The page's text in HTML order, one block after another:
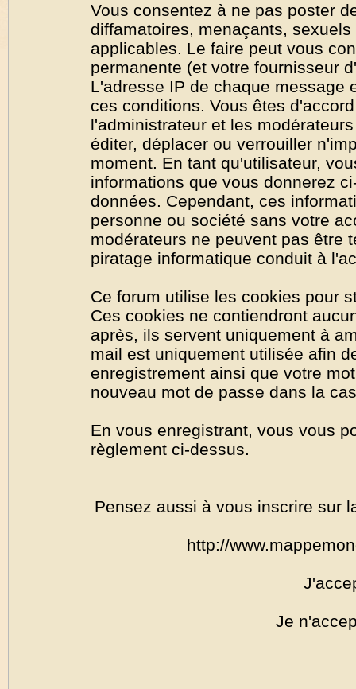
Vous consentez à ne pas poster
diffamatoires, menaçants,
applicables. Le faire peut vous
permanente (et votre fournisseur
L'adresse IP de chaque message
ces conditions. Vous êtes
l'administrateur et les
éditer, déplacer ou verrouiller
moment. En tant qu'utilisateur,
informations que vous donnerez
données. Cependant, ces
personne ou société sans votre
modérateurs ne peuvent pas être
piratage informatique conduit à
Ce forum utilise les cookies pour
Ces cookies ne contiendront
après, ils servent uniquement à
mail est uniquement utilisée afin
enregistrement ainsi que votre
nouveau mot de passe dans la
En vous enregistrant, vous vous
règlement ci-dessus.
Pensez aussi à vous inscrire sur
http://
Je